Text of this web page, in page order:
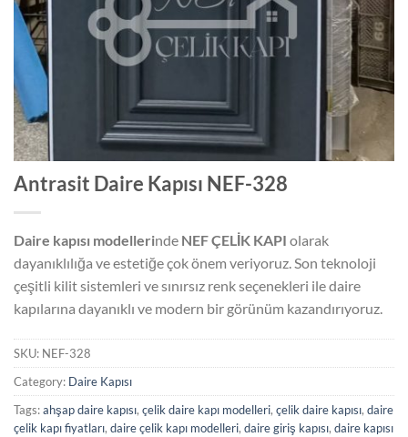
Antrasit Daire Kapısı NEF-328
Daire kapısı modellerinde NEF ÇELİK KAPI olarak
dayanıklılığa ve estetiğe çok önem veriyoruz. Son teknoloji
çeşitli kilit sistemleri ve sınırsız renk seçenekleri ile daire
kapılarına dayanıklı ve modern bir görünüm kazandırıyoruz.
SKU: NEF-328
Category: Daire Kapısı
Tags:ahşap daire kapısı, çelik daire kapı modelleri, çelik daire kapısı, daire
çelik kapı fiyatları, daire çelik kapı modelleri, daire giriş kapısı, daire kapısı